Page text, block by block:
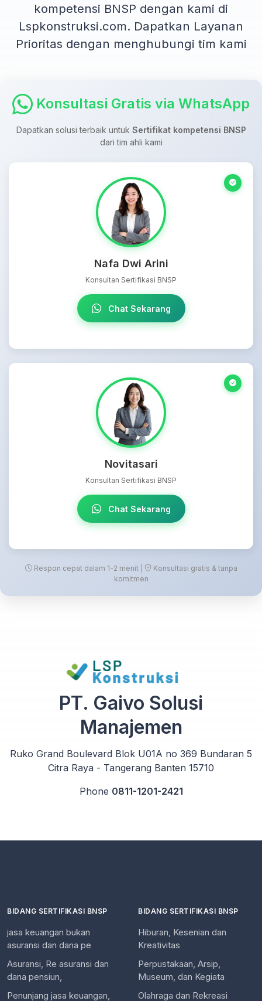
kompetensi BNSP dengan kami di
Lspkonstruksi.com. Dapatkan Layanan
Prioritas dengan menghubungi tim kami
Konsultasi Gratis via WhatsApp
Dapatkan solusi terbaik untuk Sertifikat kompetensi BNSP
dari tim ahli kami
Nafa Dwi Arini
Konsultan Sertifikasi BNSP
Chat Sekarang
Novitasari
Konsultan Sertifikasi BNSP
Chat Sekarang
Respon cepat dalam 1-2 menit |
Konsultasi gratis & tanpa
komitmen
PT. Gaivo Solusi
Manajemen
Ruko Grand Boulevard Blok U01A no 369 Bundaran 5
Citra Raya - Tangerang Banten 15710
Phone 0811-1201-2421
BIDANG SERTIFIKASI BNSP
jasa keuangan bukan
asuransi dan dana pe
Asuransi, Re asuransi dan
dana pensiun,
Penunjang jasa keuangan,
BIDANG SERTIFIKASI BNSP
Hiburan, Kesenian dan
Kreativitas
Perpustakaan, Arsip,
Museum, dan Kegiata
Olahraga dan Rekreasi